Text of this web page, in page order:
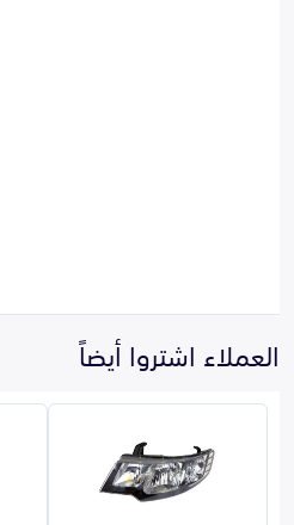
العملاء اشتروا أيضاً